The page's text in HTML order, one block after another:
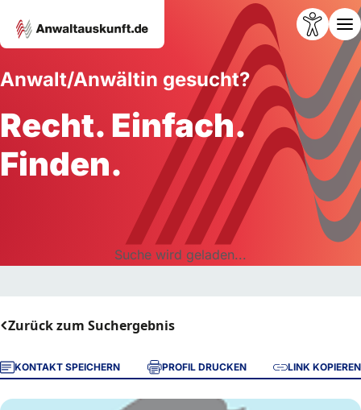
Anwalt/Anwältin gesucht?
Recht. Einfach.
Finden.
Suche wird geladen...
Zurück zum Suchergebnis
KONTAKT SPEICHERN PROFIL DRUCKEN LINK KOPIEREN